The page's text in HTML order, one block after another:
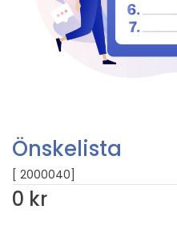
Önskelista
[ 2000040]
0 kr